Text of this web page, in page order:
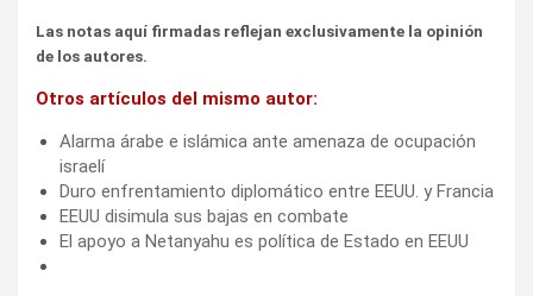
Las notas aquí firmadas reflejan exclusivamente la opinión
de los autores.
Otros artículos del mismo autor:
Alarma árabe e islámica ante amenaza de ocupación
israelí
Duro enfrentamiento diplomático entre EEUU. y Francia
EEUU disimula sus bajas en combate
El apoyo a Netanyahu es política de Estado en EEUU